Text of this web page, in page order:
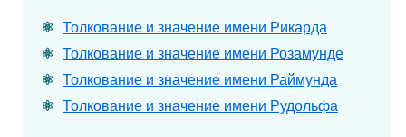
Толкование и значение имени Рикарда
Толкование и значение имени Розамунде
Толкование и значение имени Раймунда
Толкование и значение имени Рудольфа